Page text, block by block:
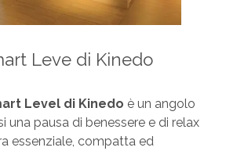
Leve di Kinedo
Level di Kinedo è un angolo
una pausa di benessere e di relax
essenziale, compatta ed